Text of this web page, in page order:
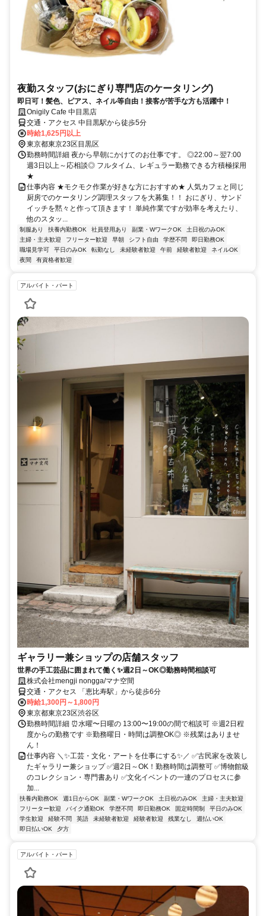
夜勤スタッフ(おにぎり専門店のケータリング)
即日可！髪色、ピアス、ネイル等自由！接客が苦手な方も活躍中！
Onigily Cafe 中目黒店
交通・アクセス 中目黒駅から徒歩5分
時給1,625円以上
東京都東京23区目黒区
勤務時間詳細 夜から早朝にかけてのお仕事です。 ◎22:00～翌7:00
週3日以上～応相談◎ フルタイム、レギュラー勤務できる方積極採用
★
仕事内容 ★モクモク作業が好きな方におすすめ★ 人気カフェと同じ
厨房でのケータリング調理スタッフを大募集！！ おにぎり、サンド
イッチを黙々と作って頂きます！ 単純作業ですが効率を考えたり、
他のスタッ...
制服あり 扶養内勤務OK 社員登用あり 副業・WワークOK
土日祝のみOK
主婦・主夫歓迎
フリーター歓迎 早朝 シフト自由 学歴不問
即日勤務OK
職場見学可
平日のみOK 転勤なし 未経験者歓迎 午前 経験者歓迎
ネイルOK
夜間
有資格者歓迎
アルバイト・パート
ギャラリー兼ショップの店舗スタッフ
世界の手工芸品に囲まれて働く✨週2日～OK◎勤務時間相談可
株式会社mengji nongga/マナ空間
交通・アクセス 「恵比寿駅」から徒歩6分
時給1,300円～1,800円
東京都東京23区渋谷区
勤務時間詳細 ⏰水曜〜日曜の 13:00〜19:00の間で相談可 ※週2日程
度からの勤務です ※勤務曜日・時間は調整OK◎ ※残業はありませ
ん！
仕事内容 ＼✨工芸・文化・アートを仕事にする✨／ ✅古民家を改装し
たギャラリー兼ショップ ✅週2日～OK！勤務時間は調整可 ✅博物館級
のコレクション・専門書あり ✅文化イベントの一連のプロセスに参
加...
扶養内勤務OK 週1日からOK 副業・WワークOK 土日祝のみOK
主婦・主夫歓迎
フリーター歓迎
バイク通勤OK 学歴不問 即日勤務OK 固定時間制
平日のみOK
学生歓迎
経験不問 英語 未経験者歓迎 経験者歓迎 残業なし
週払いOK
即日払いOK
夕方
アルバイト・パート